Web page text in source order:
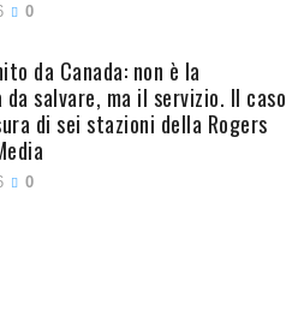
0
da Canada: non è la
salvare, ma il servizio. Il caso
di sei stazioni della Rogers
0